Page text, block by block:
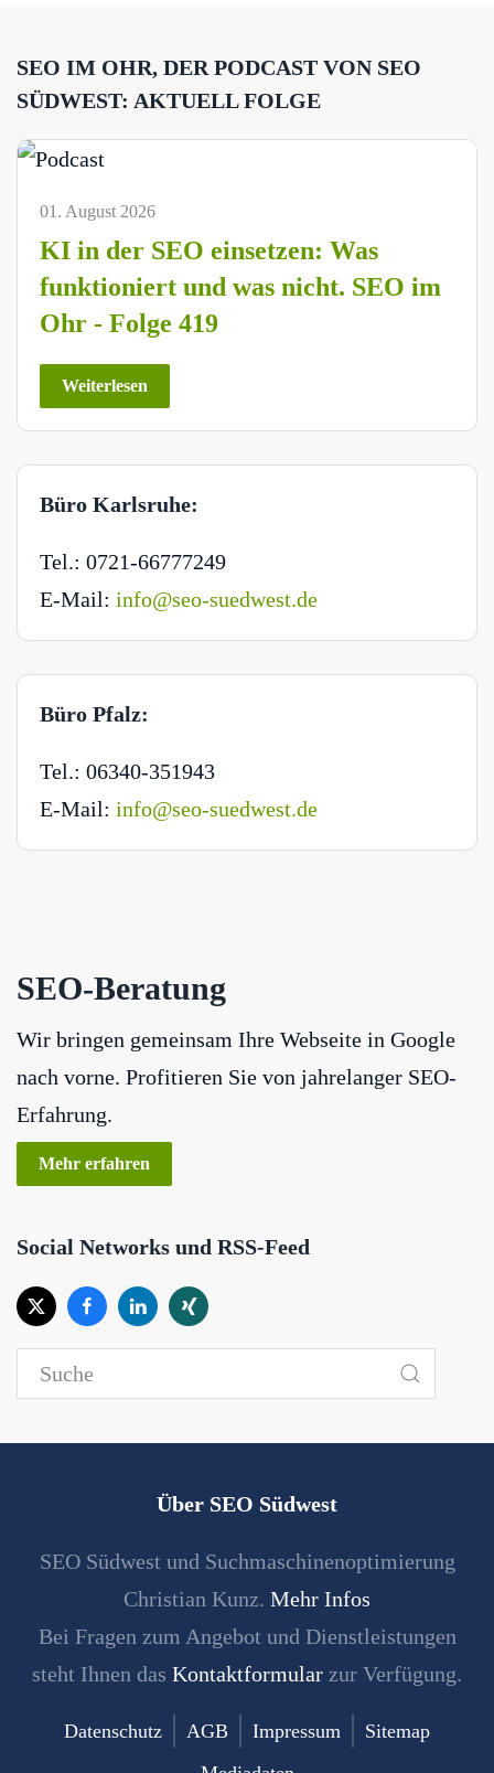
SEO IM OHR, DER PODCAST VON SEO
SÜDWEST: AKTUELL FOLGE
01. August 2026
KI in der SEO einsetzen: Was
funktioniert und was nicht. SEO im
Ohr - Folge 419
Weiterlesen
Büro Karlsruhe:
Tel.: 0721-66777249
E-Mail: info@seo-suedwest.de
Büro Pfalz:
Tel.: 06340-351943
E-Mail: info@seo-suedwest.de
SEO-Beratung
Wir bringen gemeinsam Ihre Webseite in Google
nach vorne. Profitieren Sie von jahrelanger SEO-
Erfahrung.
Mehr erfahren
Social Networks und RSS-Feed
Über SEO Südwest
SEO Südwest und Suchmaschinenoptimierung
Christian Kunz. Mehr Infos
Bei Fragen zum Angebot und Dienstleistungen
steht Ihnen das Kontaktformular zur Verfügung.
Datenschutz AGB Impressum
Sitemap